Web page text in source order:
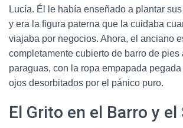
Lucía. Él le había enseñado a plantar
y era la figura paterna que la cuidaba
viajaba por negocios. Ahora, el anciano
completamente cubierto de barro de pies
paraguas, con la ropa empapada
ojos desorbitados por el pánico puro.
El Grito en el Barro y el